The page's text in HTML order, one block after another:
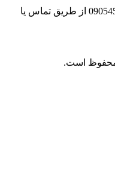
برای سفارشات عمده با شماره 09054500876 از طریق تماس یا
محفوظ است.